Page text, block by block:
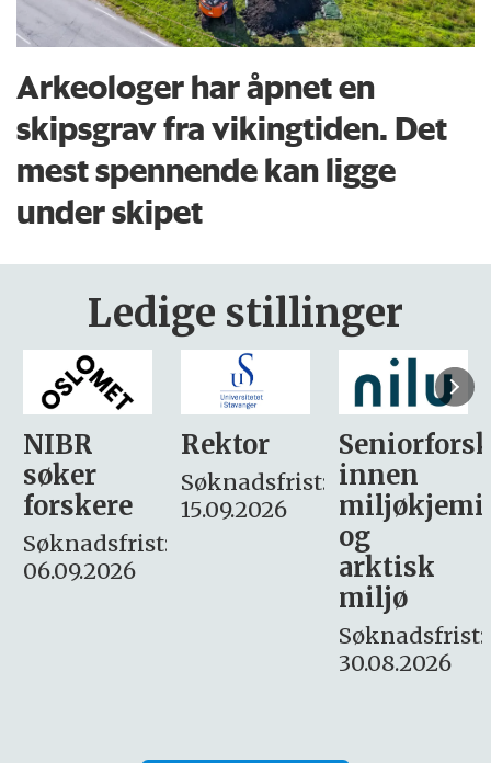
Arkeologer har åpnet en
skipsgrav fra vikingtiden. Det
mest spennende kan ligge
under skipet
Ledige stillinger
Rektor
Søknadsfrist:
15.09.2026
Seniorforsker
innen
miljøkjemi
søker
– fast
Søknadsfrist:
16. august.